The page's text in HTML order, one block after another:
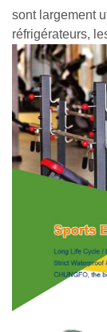
sont largement
réfrigérateurs,